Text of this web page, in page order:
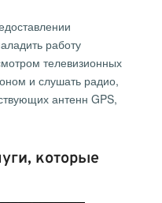
работу
телевизионных
и слушать радио,
антенн GPS,
которые